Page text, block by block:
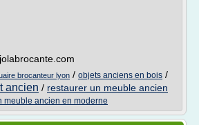
brocanteur lyon / objets anciens en bois /
ancien / restaurer un meuble ancien
meuble ancien en moderne